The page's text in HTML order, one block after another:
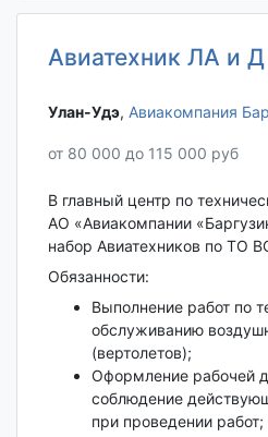
Авиатехник ЛА и
Улан-Удэ‎, Авиакомпания
от 80 000 до 115 000 руб
В главный центр по
АО «Авиакомпании
набор Авиатехников по ТО
Обязанности:
Выполнение работ по
обслуживанию
(вертолетов);
Оформление рабочей
соблюдение
при проведении работ;